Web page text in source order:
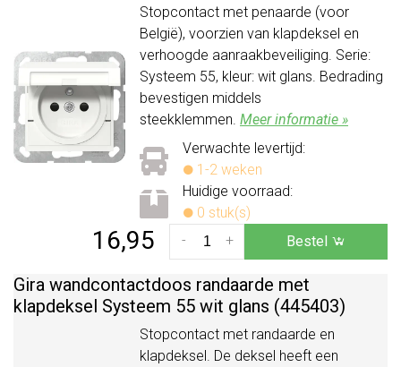
Stopcontact met penaarde (voor
België), voorzien van klapdeksel en
verhoogde aanraakbeveiliging. Serie:
Systeem 55, kleur: wit glans. Bedrading
bevestigen middels
steekklemmen. Meer informatie »
Verwachte levertijd:
1-2 weken
Huidige voorraad:
0 stuk(s)
16,95 +
- Bestel
Gira wandcontactdoos randaarde met
klapdeksel Systeem 55 wit glans (445403)
Stopcontact met randaarde en
klapdeksel. De deksel heeft een